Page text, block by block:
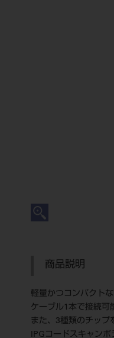
商品説明
軽量かつコンパクト
ケーブル1本で接続可
また、3種類のチップ
IPGコードスキャンボ